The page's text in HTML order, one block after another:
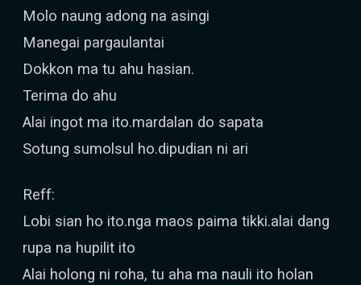
Molo naung adong na asingi
Manegai pargaulantai
Dokkon ma tu ahu hasian.
Terima do ahu
Alai ingot ma ito.mardalan do sapata
Sotung sumolsul ho.dipudian ni ari
Reff:
Lobi sian ho ito.nga maos paima tikki.alai dang
rupa na hupilit ito
Alai holong ni roha, tu aha ma nauli ito holan